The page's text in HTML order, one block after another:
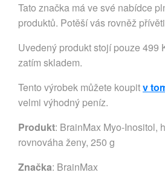
Tato značka má ve své nabídce
produktů. Potěší vás rovněž
Uvedený produkt stojí pouze 499
zatím skladem.
Tento výrobek můžete koupitv
velmi výhodný peníz.
Produkt: BrainMax Myo-Inositol,
rovnováha ženy, 250 g
Značka: BrainMax